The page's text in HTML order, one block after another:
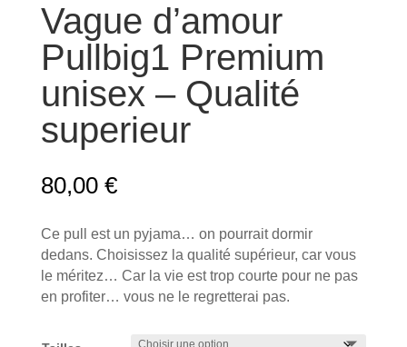
Vague d’amour
Pullbig1 Premium
unisex – Qualité
superieur
80,00 €
Ce pull est un pyjama… on pourrait dormir
dedans. Choisissez la qualité supérieur, car vous
le méritez… Car la vie est trop courte pour ne pas
en profiter… vous ne le regretterai pas.